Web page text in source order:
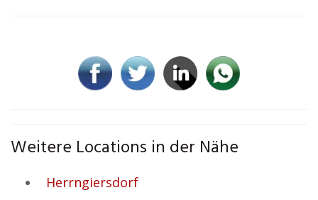
Weitere Locations in der Nähe
Herrngiersdorf